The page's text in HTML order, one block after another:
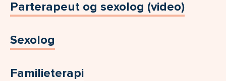
Parterapeut og sexolog (video)
Sexolog
Familieterapi